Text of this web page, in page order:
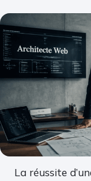
Emploi
La réussite